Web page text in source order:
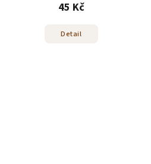
45 Kč
Detail